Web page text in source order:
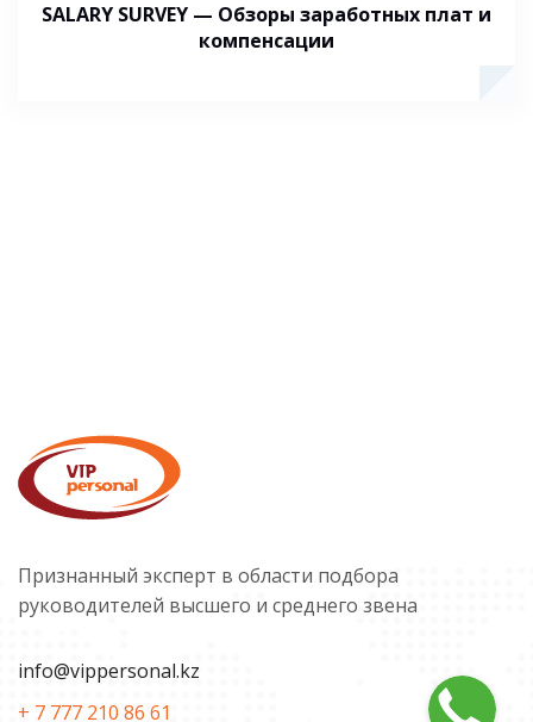
SALARY SURVEY — Обзоры заработных плат и
компенсации
Признанный эксперт в области подбора
руководителей высшего и среднего звена
info@vippersonal.kz
+ 7 777 210 86 61